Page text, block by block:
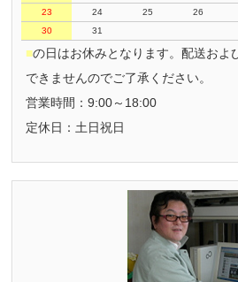
23
24 25 26
30
31
■の日はお休みとなります。配送およ
できませんのでご了承ください。
営業時間：9:00～18:00
定休日：土日祝日